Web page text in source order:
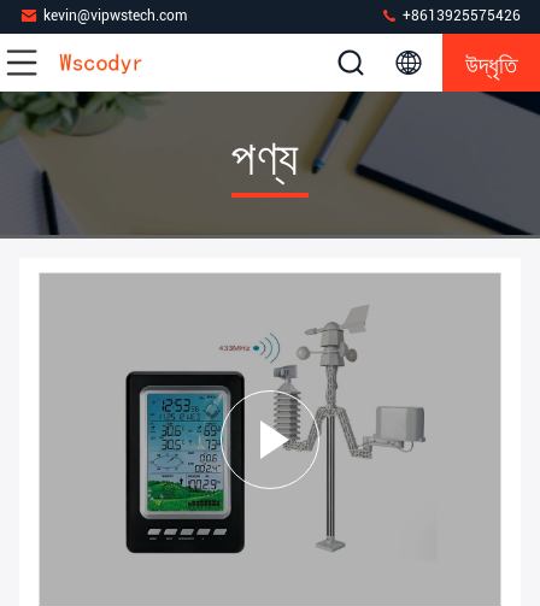
kevin@vipwstech.com +8613925575426
উদ্ধৃতি
পণ্য